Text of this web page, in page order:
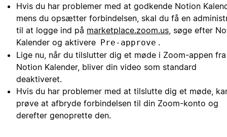
Hvis du har problemer med at godkende Notion
mens du opsætter forbindelsen, skal du få en
til at logge ind på marketplace.zoom.us , søge efter
Kalender og aktivere Pre-approve .
Lige nu, når du tilslutter dig et møde i Zoom-appen fra
Notion Kalender, bliver din video som standard
deaktiveret.
Hvis du har problemer med at tilslutte dig et møde,
prøve at afbryde forbindelsen til din Zoom-konto og
derefter genoprette den.